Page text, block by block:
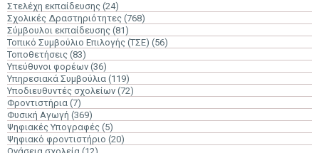
Στελέχη εκπαίδευσης (24)
Σχολικές Δραστηριότητες (768)
Σύμβουλοι εκπαίδευσης (81)
Τοπικό Συμβούλιο Επιλογής (ΤΣΕ) (56)
Τοποθετήσεις (83)
Υπεύθυνοι φορέων (36)
Υπηρεσιακά Συμβούλια (119)
Υποδιευθυντές σχολείων (72)
Φροντιστήρια (7)
Φυσική Αγωγή (369)
Ψηφιακές Υπογραφές (5)
Ψηφιακό φροντιστήριο (20)